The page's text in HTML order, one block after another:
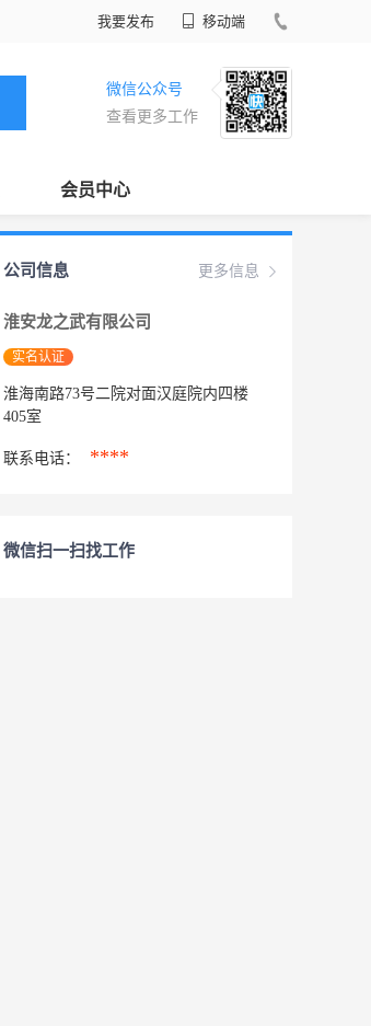
我要发布 移动端
微信公众号
查看更多工作
会员中心
更多信息
公司信息
淮安龙之武有限公司
实名认证
淮海南路73号二院对面汉庭院内四楼
405室
联系电话： ****
微信扫一扫找工作